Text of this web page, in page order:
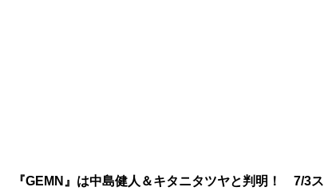
『GEMN』は中島健人＆キタニタツヤと判明！ 7/3